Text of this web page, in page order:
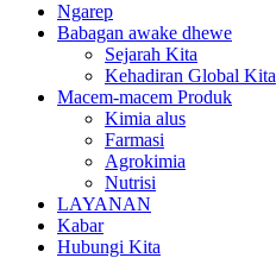
Ngarep
Babagan awake dhewe
Sejarah Kita
Kehadiran Global Kita
Macem-macem Produk
Kimia alus
Farmasi
Agrokimia
Nutrisi
LAYANAN
Kabar
Hubungi Kita